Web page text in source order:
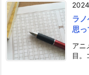
ラ
思っ
アニ
目。